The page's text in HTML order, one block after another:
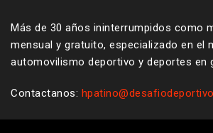
Más de 30 años ininterrumpidos como
mensual y gratuito, especializado en el
automovilismo deportivo y deportes en
Contactanos: